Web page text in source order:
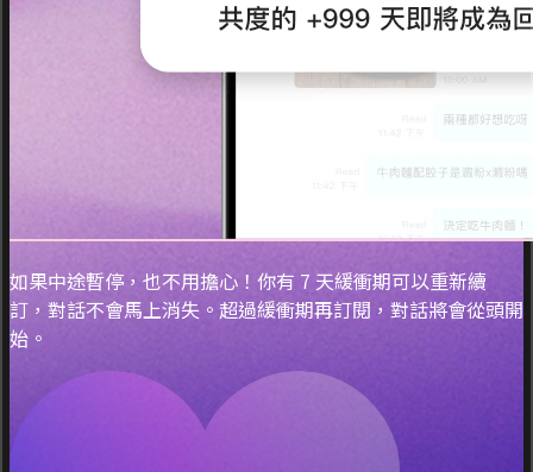
如果中途暫停，也不用擔心！你有 7 天緩衝期可以重新續
訂，對話不會馬上消失。超過緩衝期再訂閱，對話將會從頭開
始。